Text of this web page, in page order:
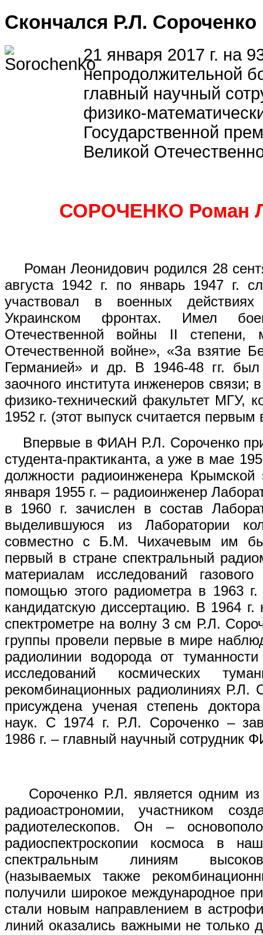
Скончался Р.Л. Сороченко
21 января 2017 г. на
непродолжительной
главный научный
физико-
Государственной
Великой
СОРОЧЕНКО Роман
Роман Леонидович родился 28
августа 1942 г. по январь 1947 г.
участвовал в военных
Украинском фронтах. Имел
Отечественной войны II
Отечественной войне», «За взятие
Германией» и др. В 1946-48 гг. был
заочного института инженеров связи;
физико-технический факультет МГУ,
1952 г. (этот выпуск считается
Впервые в ФИАН Р.Л. Сороченко
студента-практиканта, а уже в мае
должности радиоинженера
января 1955 г. – радиоинженер
в 1960 г. зачислен в состав
выделившуюся из Лаборатории
совместно с Б.М. Чихачевым им
первый в стране спектральный
материалам исследований
помощью этого радиометра в 1963
кандидатскую диссертацию. В 1964
спектрометре на волну 3 см Р.Л.
группы провели первые в мире
радиолинии водорода от
исследований космических
рекомбинационных радиолиниях Р.Л.
присуждена ученая степень
наук. С 1974 г. Р.Л. Сороченко –
1986 г. – главный научный сотрудник
Сороченко Р.Л. является одним из
радиоастрономии, участником
радиотелескопов. Он –
радиоспектроскопии космоса в
спектральным линиям
(называемых также
получили широкое международное
стали новым направлением в
линий оказались важными не только